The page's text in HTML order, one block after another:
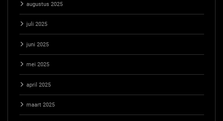
augustus 2025
juli 2025
juni 2025
mei 2025
april 2025
maart 2025